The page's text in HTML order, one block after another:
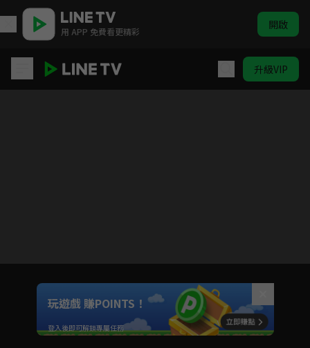
用 APP 免費看更精彩 開啟
升級VIP
Unmute
如有不便請見諒
玩遊戲 賺POINTS！
登入後即可解鎖專屬任務